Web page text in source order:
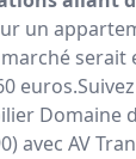
un
serait
Domaine
avec AV